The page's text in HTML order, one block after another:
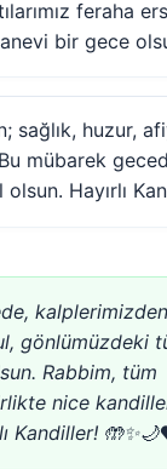
feraha
bir gece
sağlık, huzur,
mübarek
olsun. Hayırlı
gönlümüzdeki
Rabbim, tüm
nice
Kandiller!